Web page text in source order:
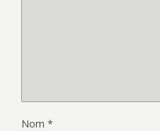
Nom *